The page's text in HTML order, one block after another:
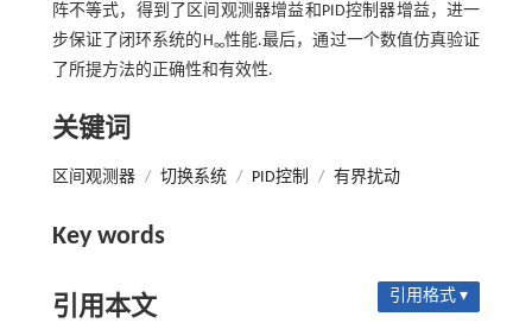
阵不等式，得到了区间观测器增益和PID控制器增益，进一
步保证了闭环系统的H∞性能.最后，通过一个数值仿真验证
了所提方法的正确性和有效性.
关键词
区间观测器 / 切换系统 / PID控制 / 有界扰动
Key words
引用本文 引用格式 ▾